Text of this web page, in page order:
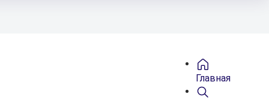
Главная